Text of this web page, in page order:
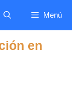
Menú
en